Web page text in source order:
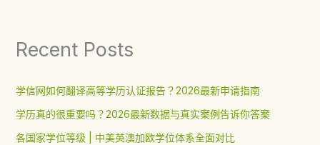
Recent Posts
学信网如何翻译高等学历认证报告？2026最新申请指南
学历真的很重要吗？2026最新数据与真实案例告诉你答案
各国家学位等级 | 中美英澳加欧学位体系全面对比